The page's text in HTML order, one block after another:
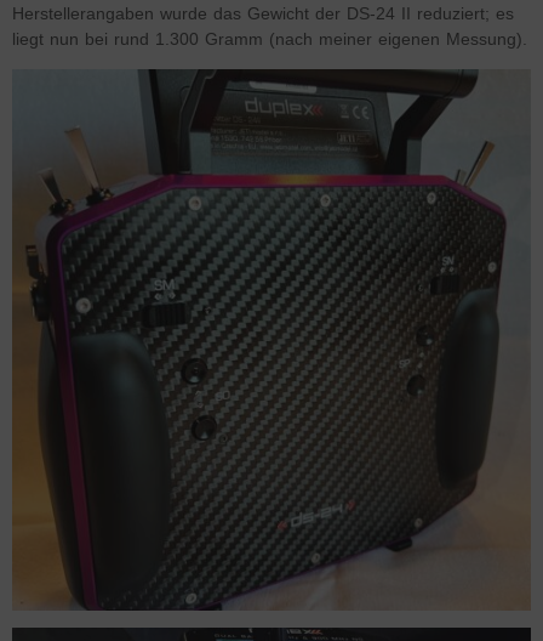
Herstellerangaben wurde das Gewicht der DS-24 II reduziert; es
liegt nun bei rund 1.300 Gramm (nach meiner eigenen Messung).